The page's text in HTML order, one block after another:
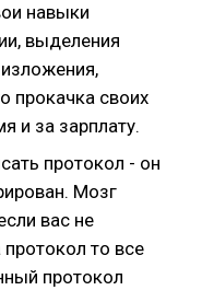
навыки
выделения
изложения,
прокачка своих
и за зарплату.
протокол - он
Мозг
вас не
то все
протокол